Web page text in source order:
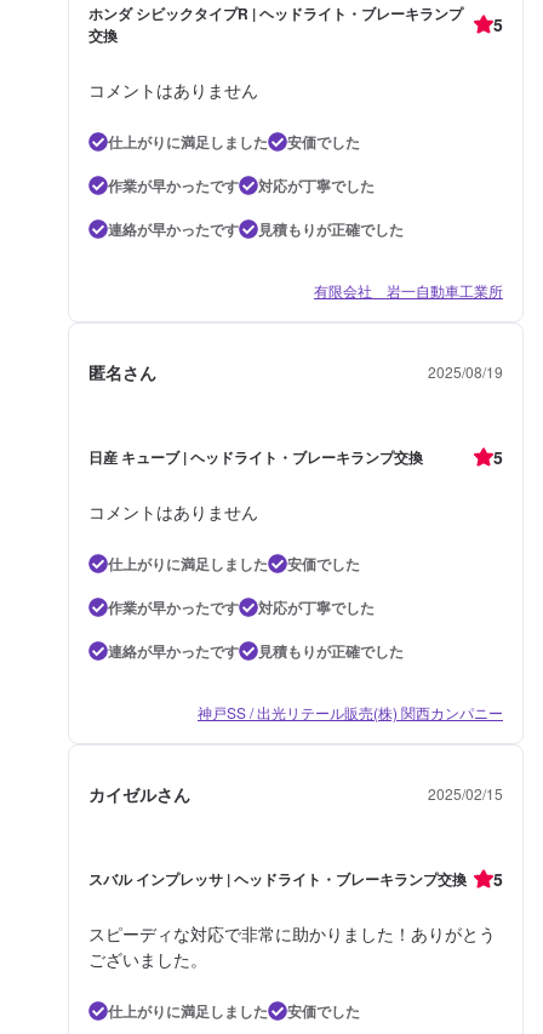
ホンダ シビックタイプR | ヘッドライト・ブレーキランプ
交換
5
コメントはありません
仕上がりに満足しました
安価でした
作業が早かったです
対応が丁寧でした
連絡が早かったです
見積もりが正確でした
有限会社 岩一自動車工業所
匿名さん 2025/08/19
日産 キューブ | ヘッドライト・ブレーキランプ交換 5
コメントはありません
仕上がりに満足しました
安価でした
作業が早かったです
対応が丁寧でした
連絡が早かったです
見積もりが正確でした
神戸SS / 出光リテール販売(株) 関西カンパニー
カイゼルさん 2025/02/15
スバル インプレッサ | ヘッドライト・ブレーキランプ交換 5
スピーディな対応で非常に助かりました！ありがとう
ございました。
仕上がりに満足しました
安価でした